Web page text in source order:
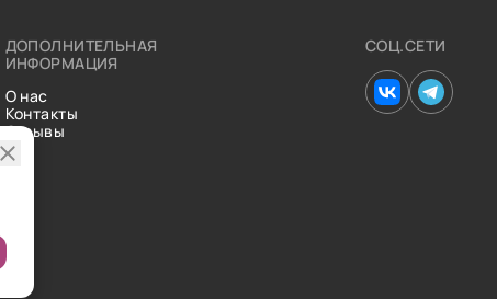
ДОПОЛНИТЕЛЬНАЯ
ИНФОРМАЦИЯ
О нас
Контакты
Отзывы
СОЦ.СЕТИ